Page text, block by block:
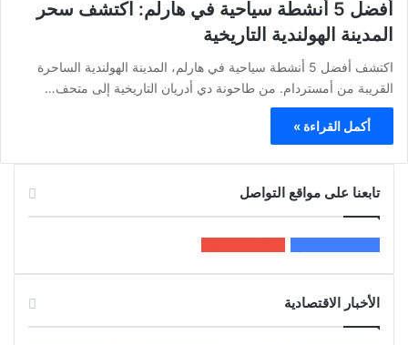
أفضل 5 أنشطة سياحية في هارلم: اكتشف سحر
المدينة الهولندية التاريخية
اكتشف أفضل 5 أنشطة سياحية في هارلم، المدينة الهولندية الساحرة
القريبة من أمستردام. من طاحونة دي أدريان التاريخية إلى متحف…
أكمل القراءة »
تابعنا على مواقع التواصل
الأخبار الاقتصادية